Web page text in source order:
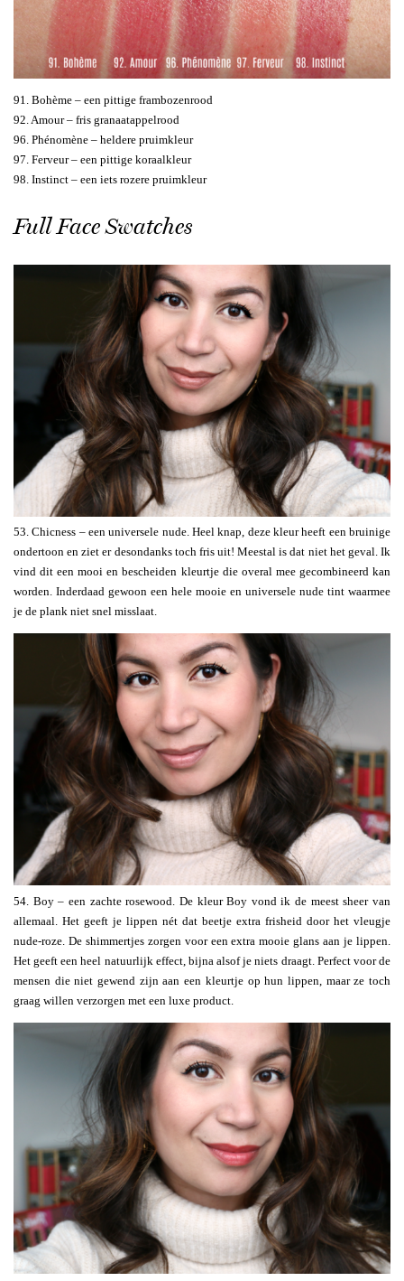
91. Bohème – een pittige frambozenrood
92. Amour – fris granaatappelrood
96. Phénomène – heldere pruimkleur
97. Ferveur – een pittige koraalkleur
98. Instinct – een iets rozere pruimkleur
Full Face Swatches
53. Chicness – een universele nude. Heel knap, deze kleur heeft een bruinige
ondertoon en ziet er desondanks toch fris uit! Meestal is dat niet het geval. Ik
vind dit een mooi en bescheiden kleurtje die overal mee gecombineerd kan
worden. Inderdaad gewoon een hele mooie en universele nude tint waarmee
je de plank niet snel misslaat.
54. Boy – een zachte rosewood. De kleur Boy vond ik de meest sheer van
allemaal. Het geeft je lippen nét dat beetje extra frisheid door het vleugje
nude-roze. De shimmertjes zorgen voor een extra mooie glans aan je lippen.
Het geeft een heel natuurlijk effect, bijna alsof je niets draagt. Perfect voor de
mensen die niet gewend zijn aan een kleurtje op hun lippen, maar ze toch
graag willen verzorgen met een luxe product.